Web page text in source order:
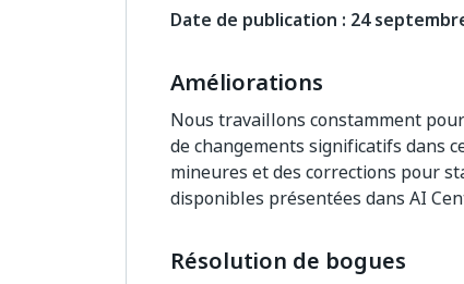
Date de publication : 24
Améliorations
Nous travaillons constamment
de changements significatifs dans
mineures et des corrections pour
disponibles présentées dans AI
Résolution de bogues